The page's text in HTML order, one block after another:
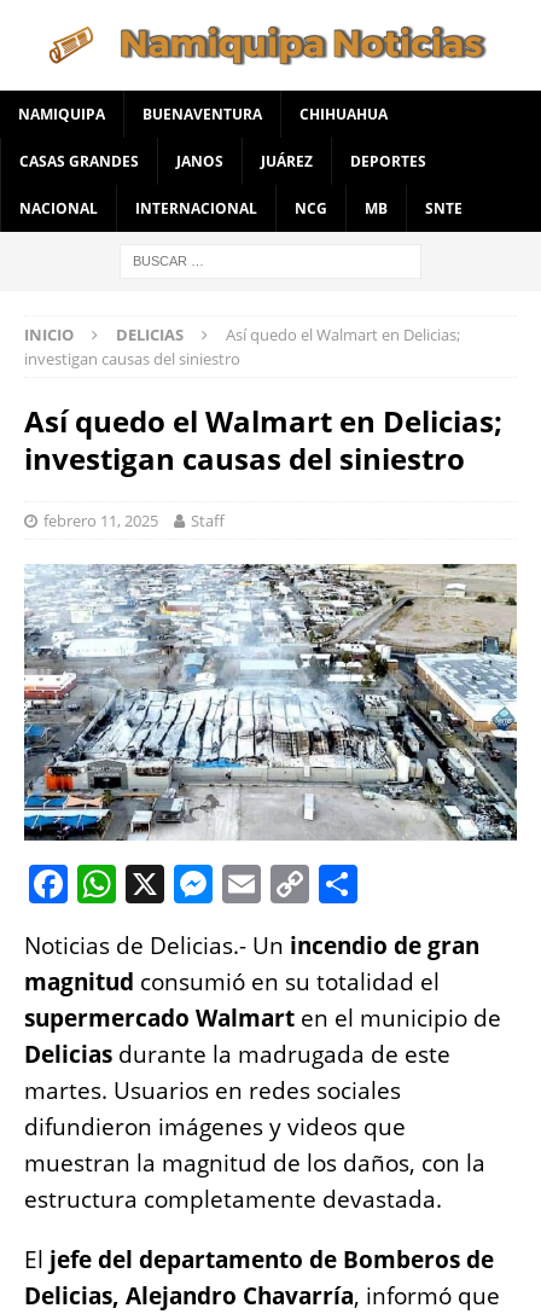
NAMIQUIPA BUENAVENTURA CHIHUAHUA
CASAS GRANDES JANOS JUÁREZ DEPORTES
NACIONAL INTERNACIONAL NCG MB SNTE
INICIO DELICIAS
Así quedo el Walmart en Delicias;
investigan causas del siniestro
Así quedo el Walmart en Delicias;
investigan causas del siniestro
febrero 11, 2025 Staff
F
c
e
b
o
o
k
W
h
at
s
A
p
p
X M
ss
e
n
g
er
E
m
ai
l
C
p
y
Li
n
k
h
a
re
Noticias de Delicias.- Un incendio de gran
magnitud consumió en su totalidad el
supermercado Walmart en el municipio de
Delicias durante la madrugada de este
martes. Usuarios en redes sociales
difundieron imágenes y videos que
muestran la magnitud de los daños, con la
estructura completamente devastada.
El jefe del departamento de Bomberos de
Delicias, Alejandro Chavarría, informó que